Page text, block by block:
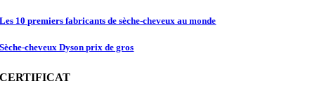
Les 10 premiers fabricants de sèche-cheveux au monde
Sèche-cheveux Dyson prix de gros
CERTIFICAT